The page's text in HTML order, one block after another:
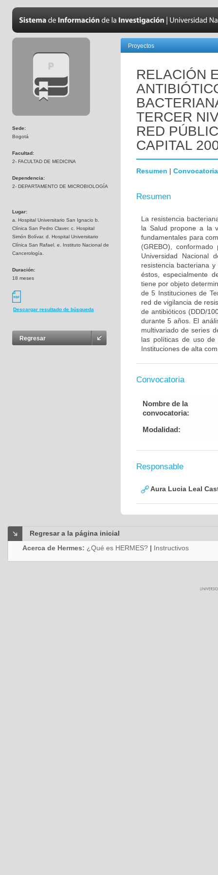
Sede:
Bogotá
Facultad:
2- FACULTAD DE MEDICINA
Dependencia:
2- DEPARTAMENTO DE MICROBIOLOGÍA
Lugar:
a. Hospital Universitario San Ignacio b.
Clínica San Pedro Claver. c. Hospital
Simón Bolívar. d. Hospital Universitario
Clínica San Rafael. e. Instituto Nacional de
Cancerología.
Duración:
18 meses
Descargar resultado de búsqueda
Regresar
Proyectos
RELACIÓN
TERCER
RED
CAPITAL
Resumen | Convocatoria
Resumen
La resistencia
la Salud propone a la
fundamentales para
(GREBO),
Universidad Nacional
resistencia bacteriana
éstos, especialmente
tiene por objeto
de 5 Instituciones de
red de vigilancia de
de antibióticos (DDD/
durante 5 años. El
multivariado de series
las políticas de uso de
Instituciones de alta
Convocatoria
Nombre de la
convocatoria:
Modalidad:
Responsable
Aura Lucia Leal
Regresar a la página inicial
Acerca de Hermes: ¿Qué es HERMES? | Instructivos